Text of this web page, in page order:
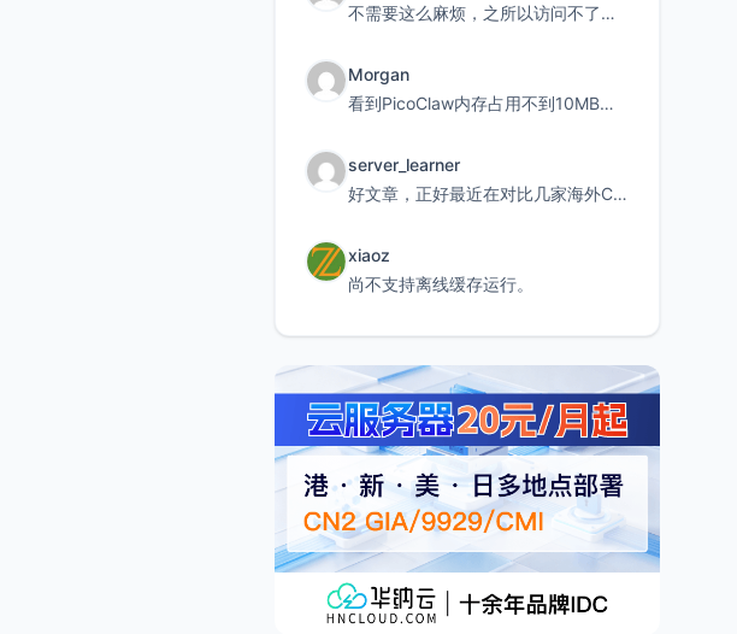
不需要这么麻烦，之所以访问不了，是由于非对称路由的问题，在爱快主路由添加一条静态路由192.168.
Morgan
看到PicoClaw内存占用不到10MB这个数据真的很惊喜，确实很适合我这种想用旧设备折腾AI的小白
server_learner
好文章，正好最近在对比几家海外CDN。文中提到CF免费版不支持自定义回源端口和HOST这个痛点太真实
xiaoz
尚不支持离线缓存运行。